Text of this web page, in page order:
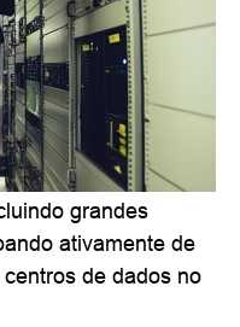
grandes
ativamente de
de dados no